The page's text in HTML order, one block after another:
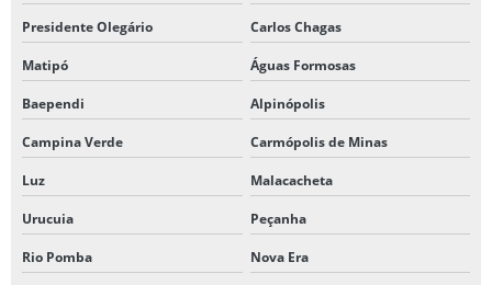
Presidente Olegário Carlos Chagas
Matipó Águas Formosas
Baependi Alpinópolis
Campina Verde Carmópolis de Minas
Luz Malacacheta
Urucuia Peçanha
Rio Pomba Nova Era